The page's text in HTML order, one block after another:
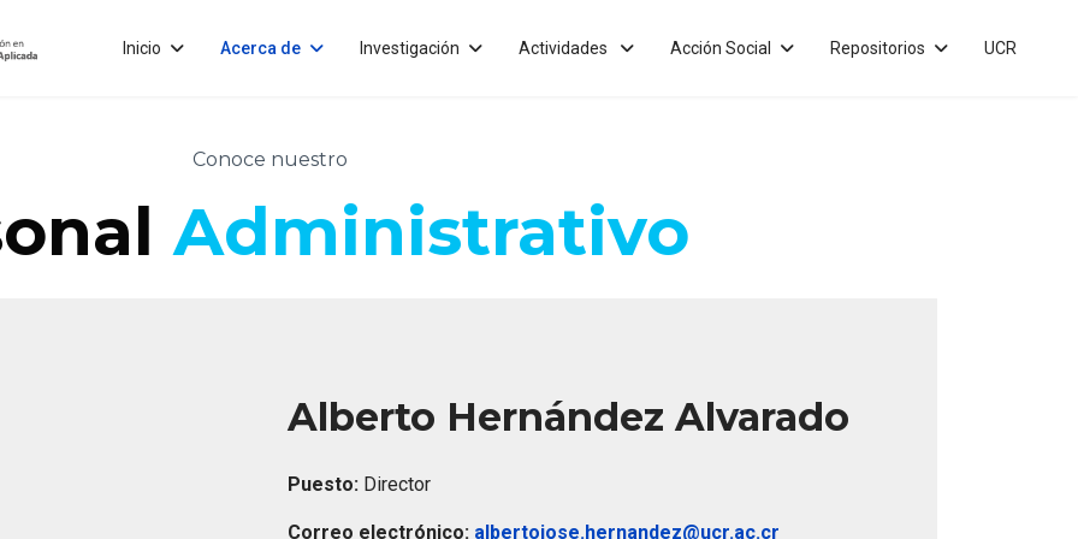
Inicio Acerca de Investigación Actividades Acción Social Repositorios UCR
Conoce nuestro
Administrativo
Alberto Hernández Alvarado
Puesto: Director
Correo electrónico: albertojose.hernandez@ucr.ac.cr